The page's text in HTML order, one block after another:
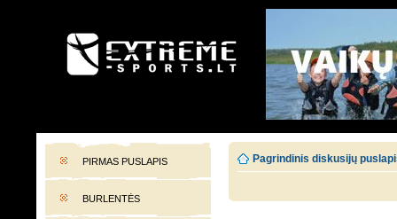
EXTREME-SPORTS.LT
PIRMAS PUSLAPIS
BURLENTĖS
Pagrindinis diskusijų